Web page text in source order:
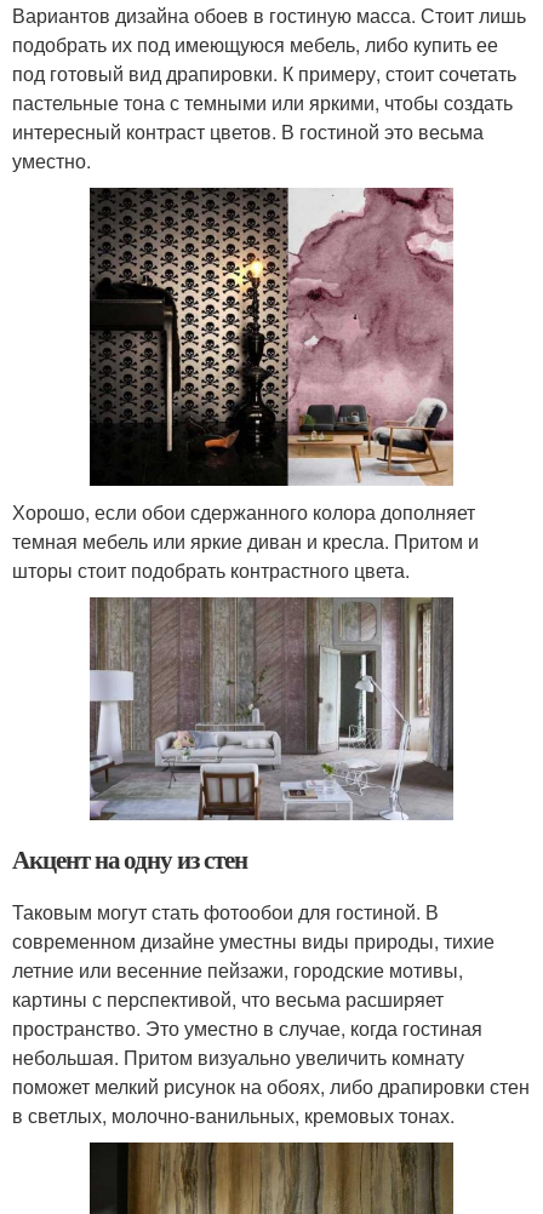
Вариантов дизайна обоев в гостиную масса. Стоит лишь
подобрать их под имеющуюся мебель, либо купить ее
под готовый вид драпировки. К примеру, стоит сочетать
пастельные тона с темными или яркими, чтобы создать
интересный контраст цветов. В гостиной это весьма
уместно.
Хорошо, если обои сдержанного колора дополняет
темная мебель или яркие диван и кресла. Притом и
шторы стоит подобрать контрастного цвета.
Акцент на одну из стен
Таковым могут стать фотообои для гостиной. В
современном дизайне уместны виды природы, тихие
летние или весенние пейзажи, городские мотивы,
картины с перспективой, что весьма расширяет
пространство. Это уместно в случае, когда гостиная
небольшая. Притом визуально увеличить комнату
поможет мелкий рисунок на обоях, либо драпировки стен
в светлых, молочно-ванильных, кремовых тонах.